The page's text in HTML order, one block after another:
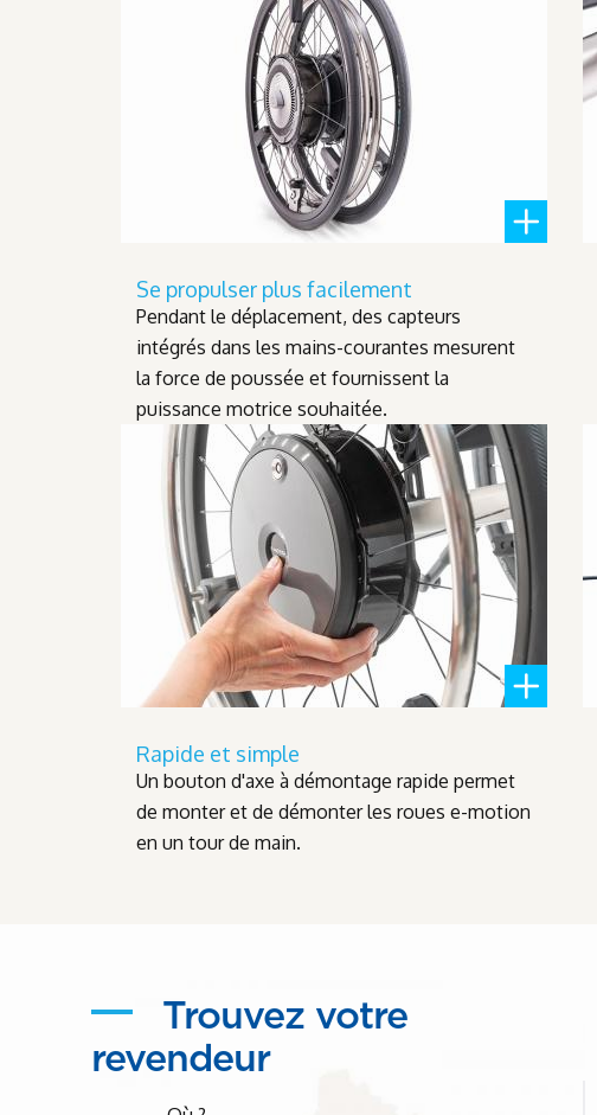
Se propulser plus facilement
Pendant le déplacement, des capteurs
intégrés dans les mains-courantes mesurent
la force de poussée et fournissent la
puissance motrice souhaitée.
Rapide et simple
Un bouton d'axe à démontage rapide permet
de monter et de démonter les roues e-motion
en un tour de main.
Trouvez votre
revendeur